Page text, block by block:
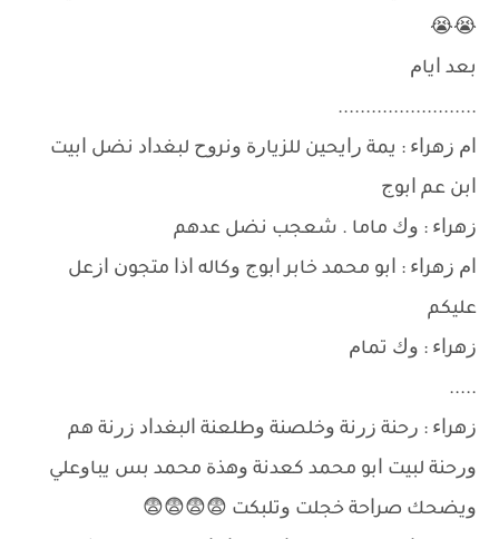
😭😭
ﺑﻌﺪ ﺍﻳﺎﻡ
.........................
ﺍﻡ ﺯﻫﺮﺍﺀ : ﻳﻤﺔ ﺭﺍﻳﺤﻴﻦ ﻟﻠﺰﻳﺎﺭﺓ ﻭﻧﺮﻭﺡ ﻟﺒﻐﺪﺍﺩ ﻧﻀﻞ ﺍﺑﻴﺖ
ﺍﺑﻦ ﻋﻢ ﺍﺑﻮﺝ
ﺯﻫﺮﺍﺀ : ﻭﻙ ﻣﺎﻣﺎ . ﺷﻌﺠﺐ ﻧﻀﻞ ﻋﺪﻫﻢ
ﺍﻡ ﺯﻫﺮﺍﺀ : ﺍﺑﻮ ﻣﺤﻤﺪ ﺧﺎﺑﺮ ﺍﺑﻮﺝ ﻭﻛﺎﻟﻪ ﺍﺫﺍ ﻣﺘﺠﻮﻥ ﺍﺯﻋﻞ
ﻋﻠﻴﻜﻢ
ﺯﻫﺮﺍﺀ : ﻭﻙ ﺗﻤﺎﻡ
.....
ﺯﻫﺮﺍﺀ : ﺭﺣﻨﺔ ﺯﺭﻧﺔ ﻭﺧﻠﺼﻨﺔ ﻭﻃﻠﻌﻨﺔ ﺍﻟﺒﻐﺪﺍﺩ ﺯﺭﻧﺔ ﻫﻢ
ﻭﺭﺣﻨﺔ ﻟﺒﻴﺖ ﺍﺑﻮ ﻣﺤﻤﺪ ﻛﻌﺪﻧﺔ ﻭﻫﺬﺓ ﻣﺤﻤﺪ ﺑﺲ ﻳﺒﺎﻭﻋﻠﻲ
ﻭﻳﻀﺤﻚ ﺻﺮﺍﺣﺔ ﺧﺠﻠﺖ ﻭﺗﻠﺒﻜﺖ 😨😨😨😨